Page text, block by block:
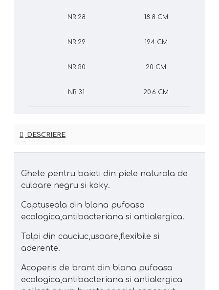
NR.28 18.8 CM
NR.29 19.4 CM
NR.30 20 CM
NR.31 20.6 CM
DESCRIERE
Ghete pentru baieti din piele naturala de
culoare negru si kaky.
Captuseala din blana pufoasa
ecologica,antibacteriana si antialergica.
Talpi din cauciuc,usoare,flexibile si
aderente.
Acoperis de brant din blana pufoasa
ecologica,antibacteriana si antialergica